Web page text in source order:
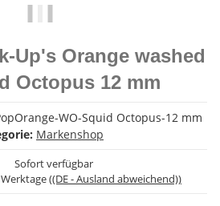
Up's Orange washed
Octopus 12 mm
WO-Squid Octopus-12 mm
Markenshop
Sofort verfügbar
((DE - Ausland abweichend))